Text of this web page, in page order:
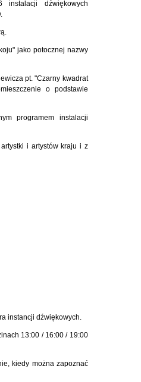
dźwiękowych
jako potocznej nazwy
pt. "Czarny kwadrat
o podstawie
programem instalacji
i artystów kraju i z
instancji dźwiękowych.
13:00 / 16:00 / 19:00
kiedy można zapoznać